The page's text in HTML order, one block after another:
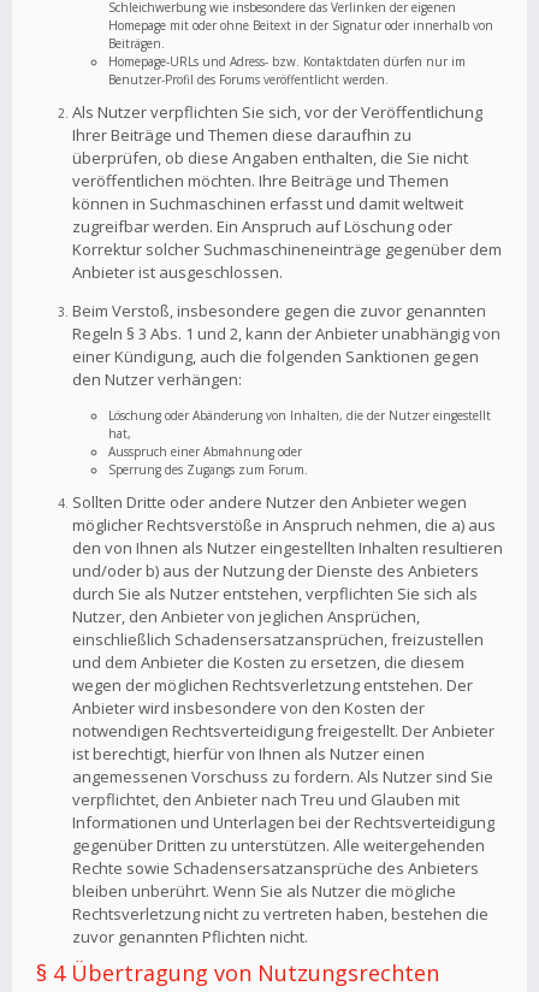
Schleichwerbung wie insbesondere das Verlinken der eigenen
Homepage mit oder ohne Beitext in der Signatur oder innerhalb von
Beiträgen.
Homepage-URLs und Adress- bzw. Kontaktdaten dürfen nur im
Benutzer-Profil des Forums veröffentlicht werden.
Als Nutzer verpflichten Sie sich, vor der Veröffentlichung
Ihrer Beiträge und Themen diese daraufhin zu
überprüfen, ob diese Angaben enthalten, die Sie nicht
veröffentlichen möchten. Ihre Beiträge und Themen
können in Suchmaschinen erfasst und damit weltweit
zugreifbar werden. Ein Anspruch auf Löschung oder
Korrektur solcher Suchmaschineneinträge gegenüber dem
Anbieter ist ausgeschlossen.
Beim Verstoß, insbesondere gegen die zuvor genannten
Regeln § 3 Abs. 1 und 2, kann der Anbieter unabhängig von
einer Kündigung, auch die folgenden Sanktionen gegen
den Nutzer verhängen:
Löschung oder Abänderung von Inhalten, die der Nutzer eingestellt
hat,
Ausspruch einer Abmahnung oder
Sperrung des Zugangs zum Forum.
Sollten Dritte oder andere Nutzer den Anbieter wegen
möglicher Rechtsverstöße in Anspruch nehmen, die a) aus
den von Ihnen als Nutzer eingestellten Inhalten resultieren
und/oder b) aus der Nutzung der Dienste des Anbieters
durch Sie als Nutzer entstehen, verpflichten Sie sich als
Nutzer, den Anbieter von jeglichen Ansprüchen,
einschließlich Schadensersatzansprüchen, freizustellen
und dem Anbieter die Kosten zu ersetzen, die diesem
wegen der möglichen Rechtsverletzung entstehen. Der
Anbieter wird insbesondere von den Kosten der
notwendigen Rechtsverteidigung freigestellt. Der Anbieter
ist berechtigt, hierfür von Ihnen als Nutzer einen
angemessenen Vorschuss zu fordern. Als Nutzer sind Sie
verpflichtet, den Anbieter nach Treu und Glauben mit
Informationen und Unterlagen bei der Rechtsverteidigung
gegenüber Dritten zu unterstützen. Alle weitergehenden
Rechte sowie Schadensersatzansprüche des Anbieters
bleiben unberührt. Wenn Sie als Nutzer die mögliche
Rechtsverletzung nicht zu vertreten haben, bestehen die
zuvor genannten Pflichten nicht.
§ 4 Übertragung von Nutzungsrechten